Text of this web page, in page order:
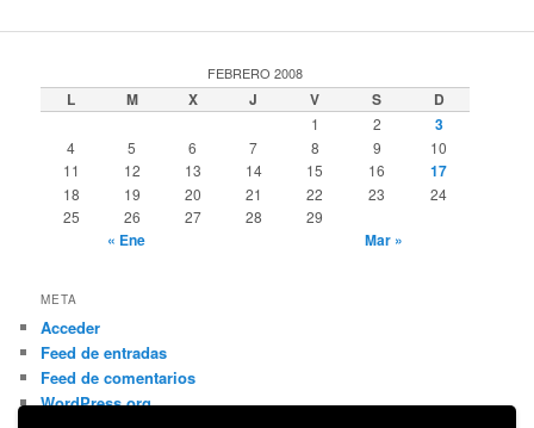
FEBRERO 2008
L M X J V S D
1 2 3
4 5 6 7 8 9
10
11
12 13 14 15 16 17
18 19 20 21 22 23
24
25
26 27 28 29
« Ene Mar »
META
Acceder
Feed de entradas
Feed de comentarios
WordPress.org